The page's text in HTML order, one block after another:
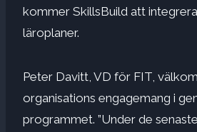
kommer SkillsBuild att
läroplaner.
Peter Davitt, VD för FIT,
organisations engagemang i
programmet. ”Under de